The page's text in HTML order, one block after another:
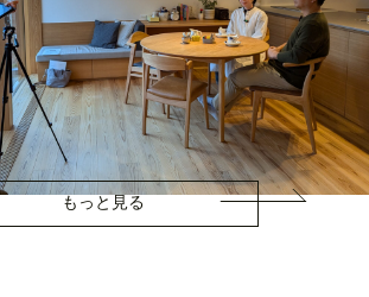
もっと見る